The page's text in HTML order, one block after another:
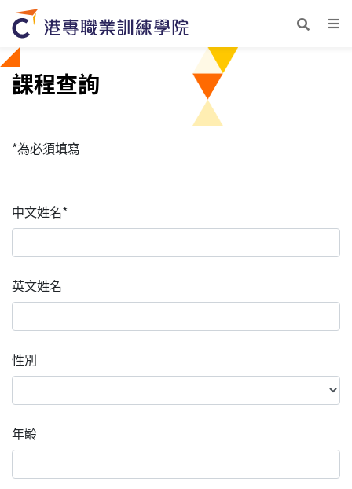
課程查詢
*為必須填寫
中文姓名*
英文姓名
性別
年齡